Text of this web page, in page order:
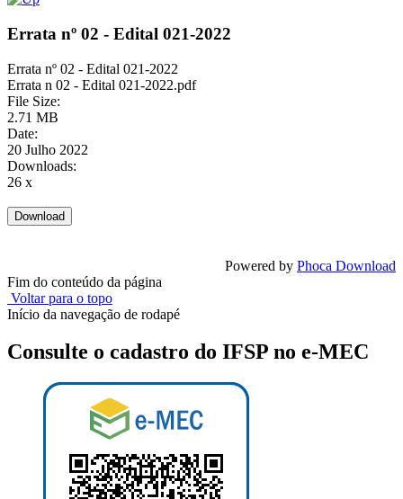
Errata nº 02 - Edital 021-2022
Errata nº 02 - Edital 021-2022
Errata n 02 - Edital 021-2022.pdf
File Size:
2.71 MB
Date:
20 Julho 2022
Downloads:
26 x
Powered by Phoca Download
Fim do conteúdo da página
Voltar para o topo
Início da navegação de rodapé
Consulte o cadastro do IFSP no e-MEC